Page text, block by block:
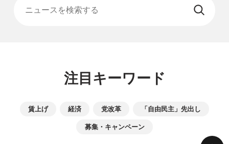
注目キーワード
賃上げ 経済 党改革 「自由民主」先出し
募集・キャンペーン